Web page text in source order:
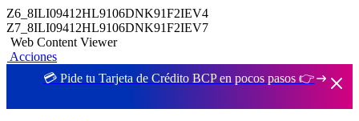
Z6_8ILI09412HL9106DNK91F2IEV4
Z7_8ILI09412HL9106DNK91F2IEV7
Web Content Viewer
Acciones
💳 Pide tu Tarjeta de Crédito BCP en pocos pasos 👉